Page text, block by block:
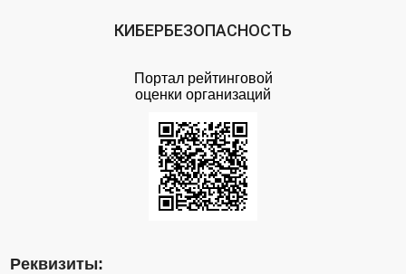
КИБЕРБЕЗОПАСНОСТЬ
Портал рейтинговой
оценки организаций
Реквизиты: